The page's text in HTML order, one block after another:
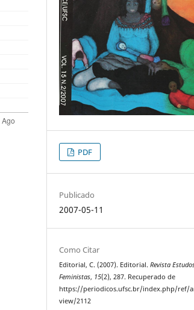
PDF
Publicado
2007-05-11
Como Citar
Editorial, C. (2007). Editorial.Revista
Feministas, 15(2), 287. Recuperado de
https://periodicos.ufsc.br/index.php/ref/
view/2112